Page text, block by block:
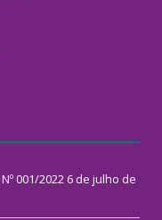
001/2022 6 de julho de